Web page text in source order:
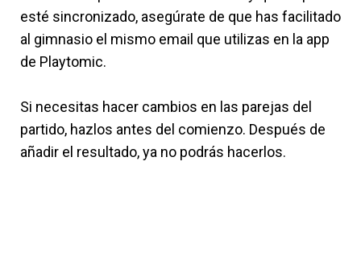
esté sincronizado, asegúrate de que has facilitado
al gimnasio el mismo email que utilizas en la app
de Playtomic.
Si necesitas hacer cambios en las parejas del
partido, hazlos antes del comienzo. Después de
añadir el resultado, ya no podrás hacerlos.